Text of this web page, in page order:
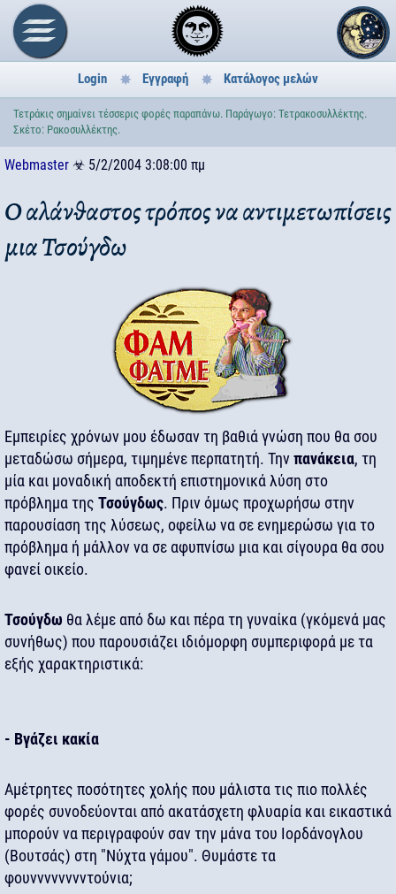
Login Εγγραφή Κατάλογος μελών
Τετράκις σημαίνει τέσσερις φορές παραπάνω. Παράγωγο: Τετρακοσυλλέκτης.
Σκέτο: Ρακοσυλλέκτης.
Webmaster ☣ 5/2/2004 3:08:00 πμ
Ο αλάνθαστος τρόπος να αντιμετωπίσεις
μια Τσούγδω
Εμπειρίες χρόνων μου έδωσαν τη βαθιά γνώση που θα σου
μεταδώσω σήμερα, τιμημένε περπατητή. Τηνπανάκεια, τη
μία και μοναδική αποδεκτή επιστημονικά λύση στο
πρόβλημα της Τσούγδως. Πριν όμως προχωρήσω στην
παρουσίαση της λύσεως, οφείλω να σε ενημερώσω για το
πρόβλημα ή μάλλον να σε αφυπνίσω μια και σίγουρα θα σου
φανεί οικείο.
Τσούγδω θα λέμε από δω και πέρα τη γυναίκα (γκόμενά μας
συνήθως) που παρουσιάζει ιδιόμορφη συμπεριφορά με τα
εξής χαρακτηριστικά:
- Βγάζει κακία
Αμέτρητες ποσότητες χολής που μάλιστα τις πιο πολλές
φορές συνοδεύονται από ακατάσχετη φλυαρία και εικαστικά
μπορούν να περιγραφούν σαν την μάνα του Ιορδάνογλου
(Βουτσάς) στη "Νύχτα γάμου". Θυμάστε τα
φουνννννννντούνια;